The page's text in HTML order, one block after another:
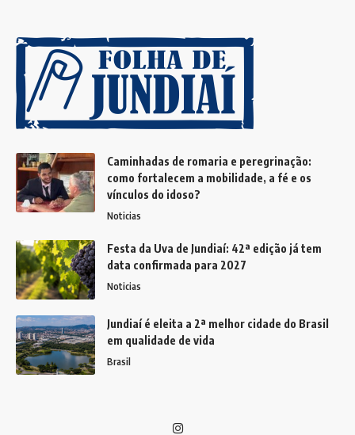
Caminhadas de romaria e peregrinação:
como fortalecem a mobilidade, a fé e os
vínculos do idoso?
Noticias
Festa da Uva de Jundiaí: 42ª edição já tem
data confirmada para 2027
Noticias
Jundiaí é eleita a 2ª melhor cidade do Brasil
em qualidade de vida
Brasil